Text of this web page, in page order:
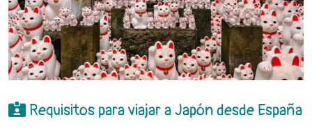
Requisitos para viajar a Japón desde España